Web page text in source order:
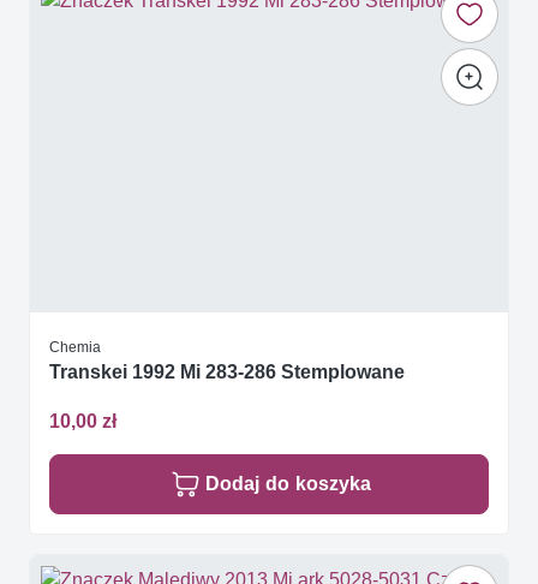
Chemia
Transkei 1992 Mi 283-286 Stemplowane
10,00 zł
Dodaj do koszyka